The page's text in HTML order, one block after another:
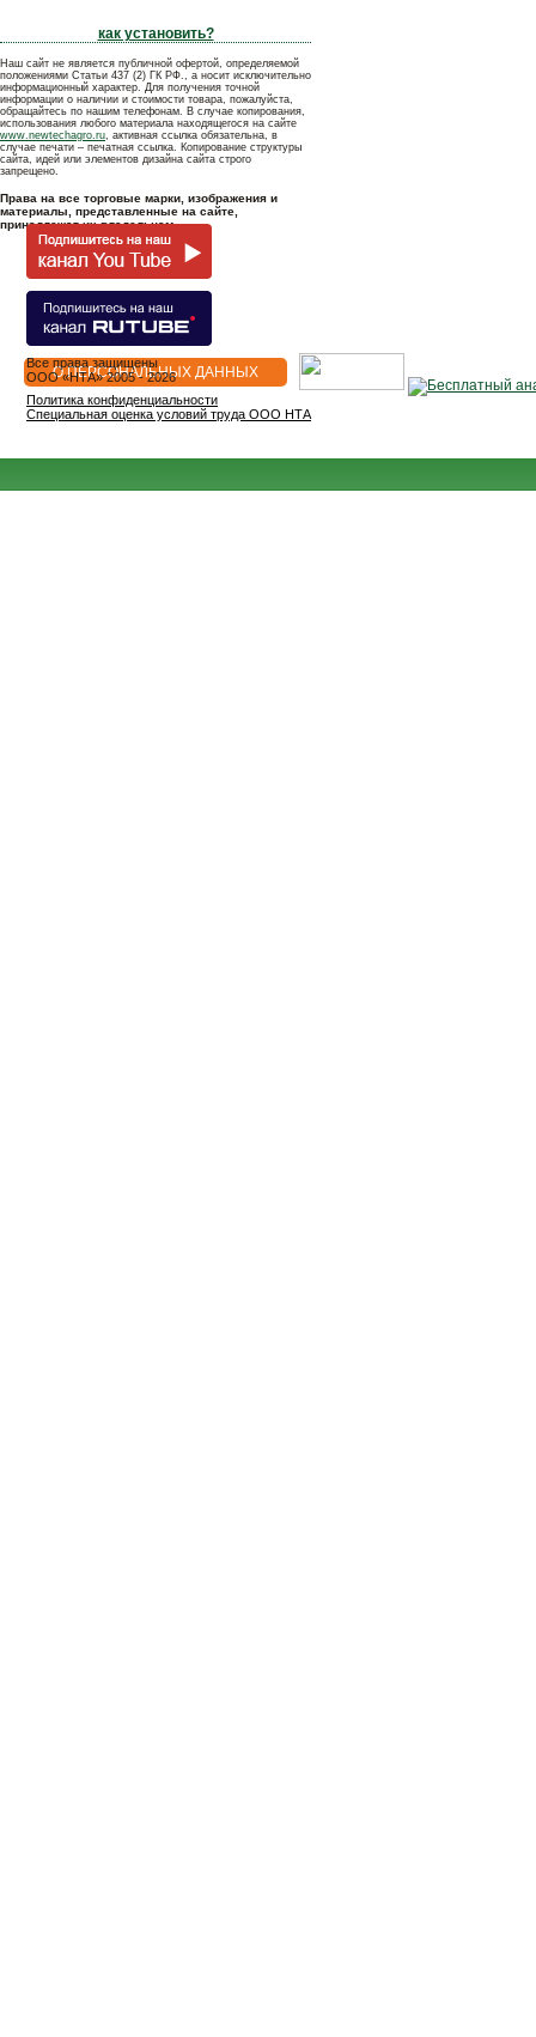
как установить?
Наш сайт не является публичной офертой, определяемой
положениями Статьи 437 (2) ГК РФ., а носит исключительно
информационный характер. Для получения точной
информации о наличии и стоимости товара, пожалуйста,
обращайтесь по нашим телефонам. В случае копирования,
использования любого материала находящегося на сайте
www.newtechagro.ru, активная ссылка обязательна, в
случае печати – печатная ссылка. Копирование структуры
сайта, идей или элементов дизайна сайта строго
запрещено.
Права на все торговые марки, изображения и
материалы, представленные на сайте,
принадлежат их владельцам.
О ПЕРСОНАЛЬНЫХ ДАННЫХ
Все права защищены
OOO «НТА» 2005 - 2026
Политика конфиденциальности
Специальная оценка условий труда ООО НТА